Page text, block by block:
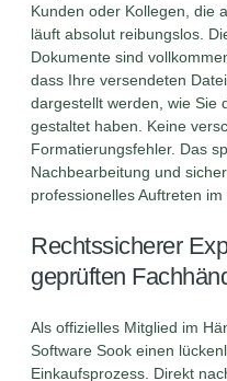
Kunden oder Kollegen, die
läuft absolut reibungslos.
Dokumente sind
dass Ihre versendeten
dargestellt werden, wie Sie
gestaltet haben. Keine
Formatierungsfehler. Das
Nachbearbeitung und
professionelles Auftreten
Rechtssicherer
geprüften
Als offizielles Mitglied im
Software Sook einen
Einkaufsprozess. Direkt